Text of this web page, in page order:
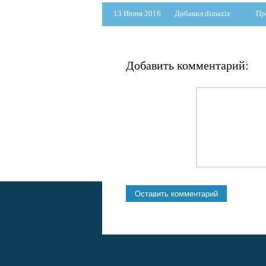
13 Июня 2016 Добавил dimaziz
Добавить комментарий: